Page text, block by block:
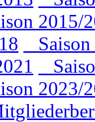
2015/
Saison
2023/